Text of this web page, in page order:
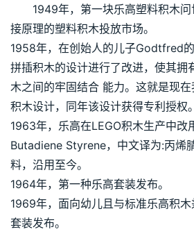
1949年，第一块乐高塑料积木
接原理的塑料积木投放市场。
1958年，在创始人的儿子Godtfred
拼插积木的设计进行了改进，使其拥
木之间的牢固结合 能力。这就是现
积木设计，同年该设计获得专利授权。
1963年，乐高在LEGO积木生产中
Butadiene Styrene，中文译为:丙烯
料，沿用至今。
1964年，第一种乐高套装发布。
1969年，面向幼儿且与标准乐高积
套装发布。